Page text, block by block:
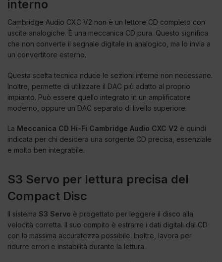
interno
Cambridge Audio CXC V2 non è un lettore CD completo con
uscite analogiche. È una meccanica CD pura. Questo significa
che non converte il segnale digitale in analogico, ma lo invia a
un convertitore esterno.
Questa scelta tecnica riduce le sezioni interne non necessarie.
Inoltre, permette di utilizzare il DAC più adatto al proprio
impianto. Può essere quello integrato in un amplificatore
moderno, oppure un DAC separato di livello superiore.
La Meccanica CD Hi-Fi Cambridge Audio CXC V2 è quindi
indicata per chi desidera una sorgente CD precisa, essenziale
e molto ben integrabile.
S3 Servo per lettura precisa del
Compact Disc
Il sistema S3 Servo è progettato per leggere il disco alla
velocità corretta. Il suo compito è estrarre i dati digitali dal CD
con la massima accuratezza possibile. Inoltre, lavora per
ridurre errori e instabilità durante la lettura.